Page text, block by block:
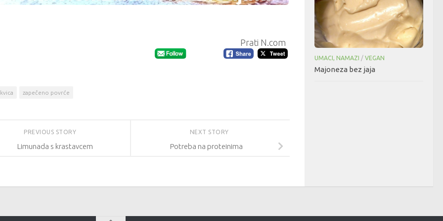
Prati N.com
zapečeno povrće
NEXT STORY
Potreba na proteinima
PREVIOUS STORY
Limunada s krastavcem
UMACI, NAMAZI / VEGAN
Majoneza bez jaja